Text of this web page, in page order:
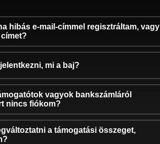
hibás e-mail-címmel regisztráltam, vagy
mi a baj?
vagyok bankszámláról
nincs fiókom?
a támogatási összeget,